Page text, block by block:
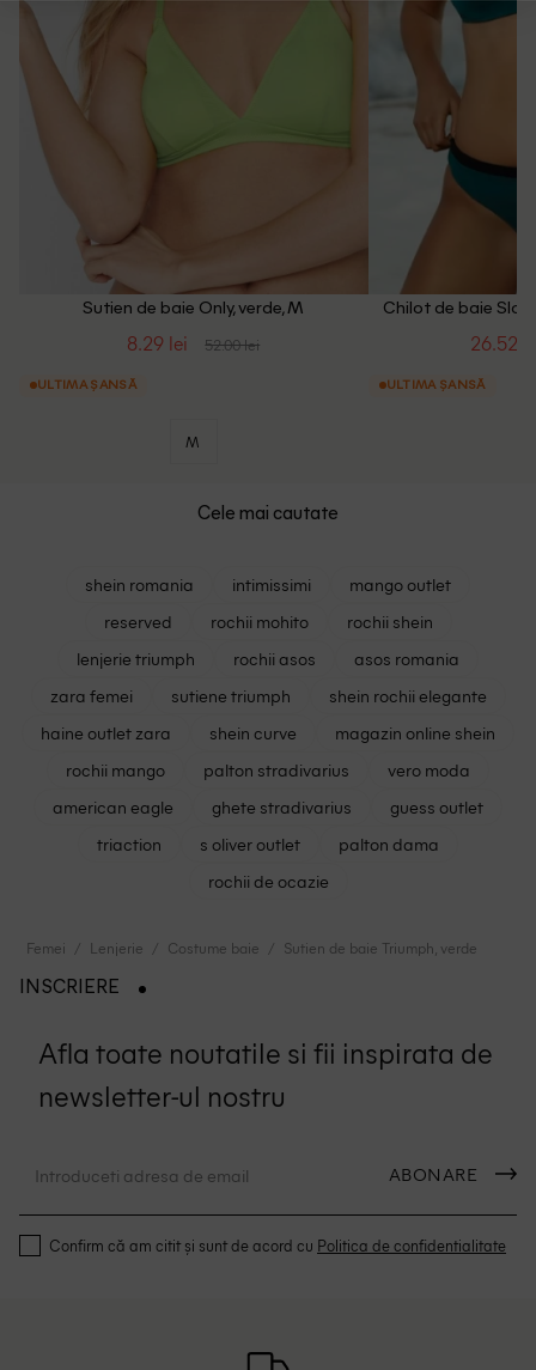
Sutien de baie Only, verde, M
8.29 lei 52.00 lei
ULTIMA ȘANSĂ
M
Chilot de baie
26.52
ULTIMA ȘANSĂ
Cele mai cautate
shein romania intimissimi
mango outlet
reserved
rochii mohito
rochii shein
lenjerie triumph
rochii asos
asos romania
zara femei
sutiene triumph
shein rochii elegante
haine outlet zara
shein curve
magazin online shein
rochii mango
palton stradivarius
vero moda
american eagle
ghete stradivarius
guess outlet
triaction
s oliver outlet
palton dama
rochii de ocazie
Femei Lenjerie Costume baie Sutien de baie Triumph, verde
INSCRIERE
Afla toate noutatile si fii inspirata de
newsletter-ul nostru
ABONARE
Confirm că am citit și sunt de acord cu Politica de confidentialitate